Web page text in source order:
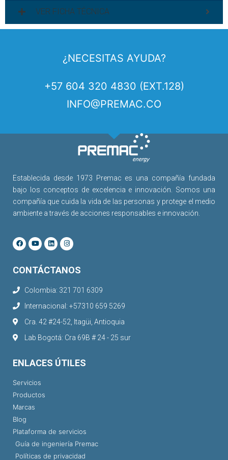
VER FICHA TÉCNICA
¿NECESITAS AYUDA?
+57 604 320 4830 (EXT.128)
INFO@PREMAC.CO
Establecida desde 1973 Premac es una compañía fundada
bajo los conceptos de excelencia e innovación. Somos una
compañía que cuida la vida de las personas y protege el medio
ambiente a través de acciones responsables e innovación.
CONTÁCTANOS
Colombia: 321 701 6309
Internacional: +57310 659 5269
Cra. 42 #24-52, Itagüi, Antioquia
Lab Bogotá: Cra 69B # 24 - 25 sur
ENLACES ÚTILES
Servicios
Productos
Marcas
Blog
Plataforma de servicios
Guía de ingeniería Premac
Políticas de privacidad